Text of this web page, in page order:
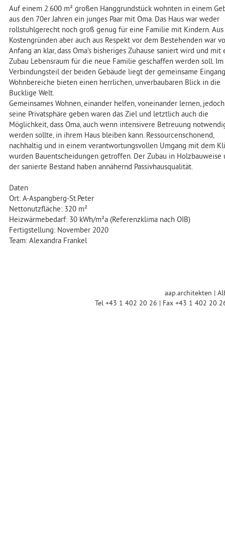
Auf einem 2.600 m² großen Hanggrundstück wohnten in einem
aus den 70er Jahren ein junges Paar mit Oma. Das Haus war weder
rollstuhlgerecht noch groß genug für eine Familie mit Kindern. Aus
Kostengründen aber auch aus Respekt vor dem Bestehenden war
Anfang an klar, dass Oma’s bisheriges Zuhause saniert wird und mit
Zubau Lebensraum für die neue Familie geschaffen werden soll. Im
Verbindungsteil der beiden Gebäude liegt der gemeinsame
Wohnbereiche bieten einen herrlichen, unverbaubaren Blick in die
Bucklige Welt.
Gemeinsames Wohnen, einander helfen, voneinander lernen,
seine Privatsphäre geben waren das Ziel und letztlich auch die
Möglichkeit, dass Oma, auch wenn intensivere Betreuung
werden sollte, in ihrem Haus bleiben kann. Ressourcenschonend,
nachhaltig und in einem verantwortungsvollen Umgang mit dem
wurden Bauentscheidungen getroffen. Der Zubau in Holzbauweise
der sanierte Bestand haben annähernd Passivhausqualität.
Daten
Ort: A-Aspangberg-St.Peter
Nettonutzfläche: 320 m²
Heizwärmebedarf: 30 kWh/m²a (Referenzklima nach OIB)
Fertigstellung: November 2020
Team: Alexandra Frankel
aap.architekten |
Tel +43 1 402 20 26 | Fax +43 1 402 20